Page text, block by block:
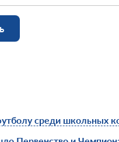
среди школьных